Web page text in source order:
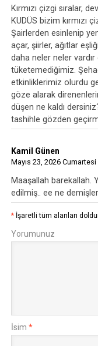
Kırmızı çizgi sıralar,
KUDÜS bizim kırmızı
Şairlerden esinlenip
açar, şiirler, ağıtlar
daha neler neler
tüketemediğimiz.
etkinliklerimiz olurdu
göze alarak
düşen ne kaldı
tashihle gözden
Kamil Günen
Mayıs 23, 2026 Cumartesi
Maaşallah barekallah.
edilmiş.. ee ne
* İşaretli tüm alanları
Yorumunuz
İsim *